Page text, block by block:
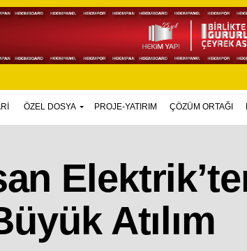
ÖZEL DOSYA PROJE-YATIRIM ÇÖZÜM ORTAĞI
Atılım